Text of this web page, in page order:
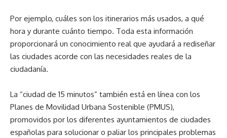
Por ejemplo, cuáles son los itinerarios más usados, a qué
hora y durante cuánto tiempo. Toda esta información
proporcionará un conocimiento real que ayudará a rediseñar
las ciudades acorde con las necesidades reales de la
ciudadanía.
La “ciudad de 15 minutos” también está en línea con los
Planes de Movilidad Urbana Sostenible (PMUS),
promovidos por los diferentes ayuntamientos de ciudades
españolas para solucionar o paliar los principales problemas